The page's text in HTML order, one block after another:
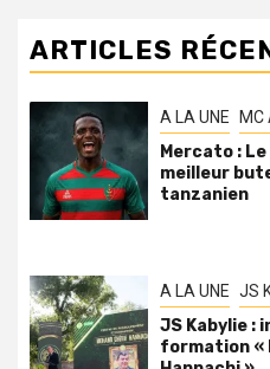
ARTICLES
A LA UNE MC
Mercato : Le
meilleur
tanzanien
A LA UNE JS
JS Kabylie :
formation «